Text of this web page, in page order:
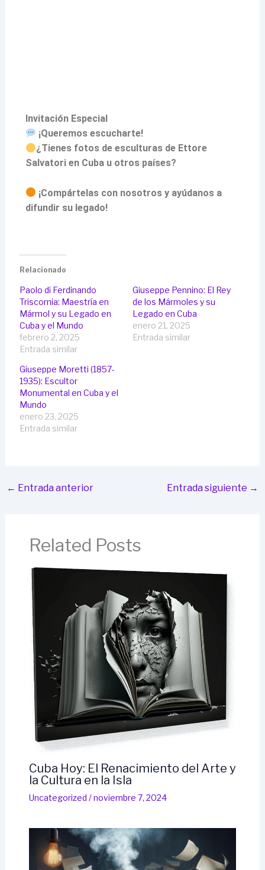
Invitación Especial
¡Queremos escucharte!
¿Tienes fotos de esculturas de Ettore
Salvatori en Cuba u otros países?
¡Compártelas con nosotros y ayúdanos a
difundir su legado!
Relacionado
Paolo di Ferdinando
Triscornia: Maestría en
Mármol y su Legado en
Cuba y el Mundo
febrero 2, 2025
Entrada similar
Giuseppe Pennino: El Rey
de los Mármoles y su
Legado en Cuba
enero 21, 2025
Entrada similar
Giuseppe Moretti (1857-
1935): Escultor
Monumental en Cuba y el
Mundo
enero 23, 2025
Entrada similar
← Entrada anterior Entrada siguiente →
Related Posts
Cuba Hoy: El Renacimiento del Arte y
la Cultura en la Isla
Uncategorized /noviembre 7, 2024